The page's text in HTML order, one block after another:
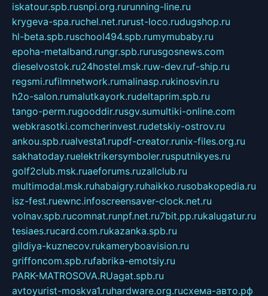
iskatour.spb.rusnpi.org.rurunning-line.ru
krygeva-spa.ruchel.net.rurust-loco.rudugshop.ru
hl-beta.spb.ruschool494.spb.rumymubaby.ru
epoha-metalband.rungr.spb.rurusgosnews.com
dieselvostok.ru24hostel.msk.ruw-dev.ruf-ship.ru
regsmi.rufilmnetwork.rumalinasp.rukinosvin.ru
h2o-salon.rumalutkayork.rudeltaprim.spb.ru
tango-perm.rugooddir.rusgv.sumultiki-online.com
webkrasotki.comcherinvest.rudetskiy-ostrov.ru
ankou.spb.rualvesta1.rupdf-creator.runix-files.org.ru
sakhatoday.ruelektrikersymboler.rusputnikyes.ru
golf2club.msk.ruaeforums.ruzallclub.ru
multimodal.msk.ruhabaigry.ruhaikko.rusobakopedia.ru
isz-fest.ruewnc.infoscreensaver-clock.net.ru
volnav.spb.rucomnat.runpf.net.ru7bit.pp.rukalugatur.ru
tesiaes.rucard.com.rukazanka.spb.ru
gildiya-kuznecov.rukameryboavision.ru
griffoncom.spb.rufabrika-emotsiy.ru
PARK-MATROSOVA.RUagat.spb.ru
avtoyurist-moskva1.ruhardware.org.ruсхема-авто.рф